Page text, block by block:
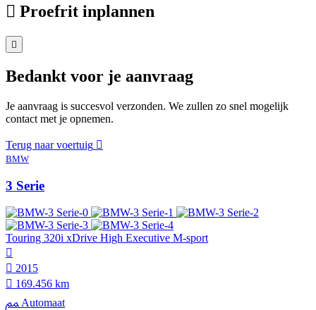
Proefrit inplannen
Bedankt voor je aanvraag
Je aanvraag is succesvol verzonden. We zullen zo snel mogelijk
contact met je opnemen.
Terug naar voertuig
BMW
3 Serie
Touring 320i xDrive High Executive M-sport
2015
169.456 km
Automaat